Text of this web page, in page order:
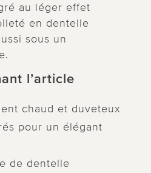
au léger effet
en dentelle
sous un
l’article
chaud et duveteux
pour un élégant
de dentelle